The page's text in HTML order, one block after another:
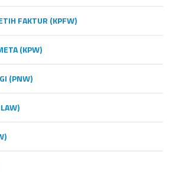
FAKTUR (KPFW)
(KPW)
(PNW)